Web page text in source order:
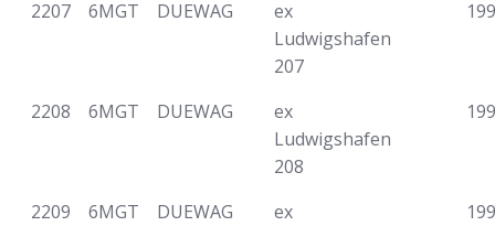
2207 6MGT DUEWAG
ex
Ludwigshafen
207
2208 6MGT DUEWAG
ex
Ludwigshafen
208
2209 6MGT DUEWAG
ex